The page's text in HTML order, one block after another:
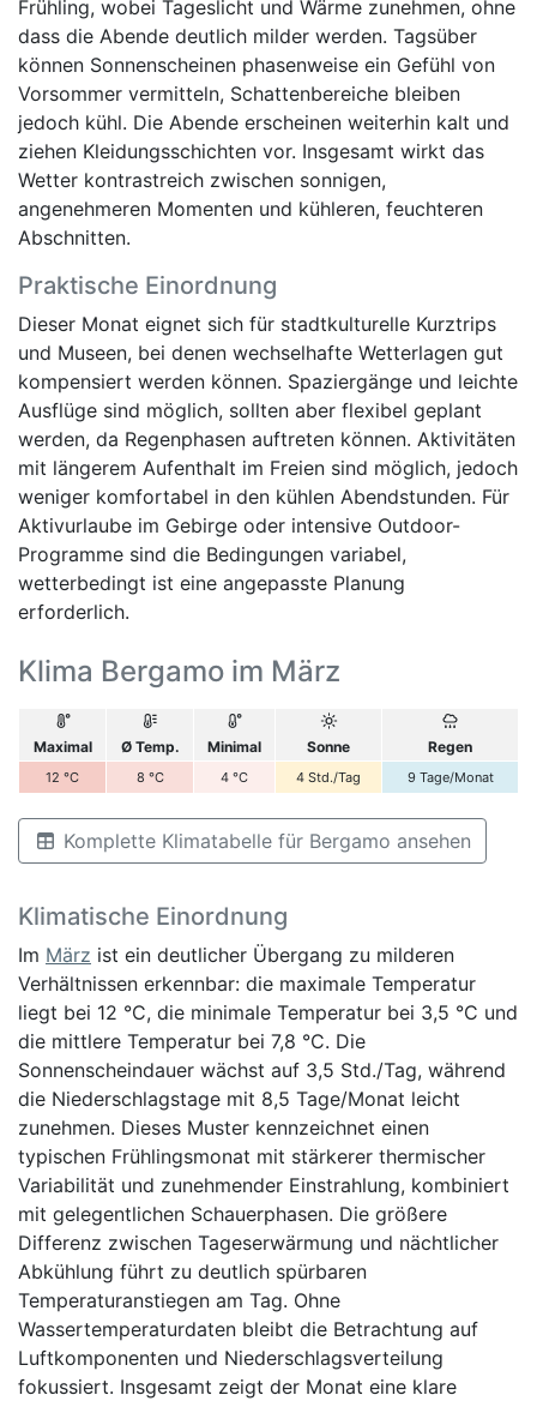
Frühling, wobei Tageslicht und Wärme zunehmen, ohne
dass die Abende deutlich milder werden. Tagsüber
können Sonnenscheinen phasenweise ein Gefühl von
Vorsommer vermitteln, Schattenbereiche bleiben
jedoch kühl. Die Abende erscheinen weiterhin kalt und
ziehen Kleidungsschichten vor. Insgesamt wirkt das
Wetter kontrastreich zwischen sonnigen,
angenehmeren Momenten und kühleren, feuchteren
Abschnitten.
Praktische Einordnung
Dieser Monat eignet sich für stadtkulturelle Kurztrips
und Museen, bei denen wechselhafte Wetterlagen gut
kompensiert werden können. Spaziergänge und leichte
Ausflüge sind möglich, sollten aber flexibel geplant
werden, da Regenphasen auftreten können. Aktivitäten
mit längerem Aufenthalt im Freien sind möglich, jedoch
weniger komfortabel in den kühlen Abendstunden. Für
Aktivurlaube im Gebirge oder intensive Outdoor-
Programme sind die Bedingungen variabel,
wetterbedingt ist eine angepasste Planung
erforderlich.
Klima Bergamo im März
Maximal Ø Temp. Minimal Sonne Regen
12 °C 8 °C 4 °C 4 Std./Tag 9 Tage/Monat
Komplette Klimatabelle für Bergamo ansehen
Klimatische Einordnung
Im März ist ein deutlicher Übergang zu milderen
Verhältnissen erkennbar: die maximale Temperatur
liegt bei 12 °C, die minimale Temperatur bei 3,5 °C und
die mittlere Temperatur bei 7,8 °C. Die
Sonnenscheindauer wächst auf 3,5 Std./Tag, während
die Niederschlagstage mit 8,5 Tage/Monat leicht
zunehmen. Dieses Muster kennzeichnet einen
typischen Frühlingsmonat mit stärkerer thermischer
Variabilität und zunehmender Einstrahlung, kombiniert
mit gelegentlichen Schauerphasen. Die größere
Differenz zwischen Tageserwärmung und nächtlicher
Abkühlung führt zu deutlich spürbaren
Temperaturanstiegen am Tag. Ohne
Wassertemperaturdaten bleibt die Betrachtung auf
Luftkomponenten und Niederschlagsverteilung
fokussiert. Insgesamt zeigt der Monat eine klare